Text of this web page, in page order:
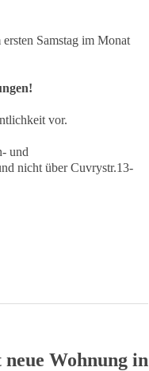
Samstag im Monat
vor.
und
nicht über Cuvrystr.13-
Wohnung in